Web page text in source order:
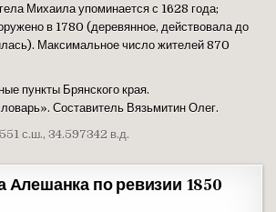
Михаила упоминается с 1628 года;
в 1780 (деревянное, действовала до
Максимальное число жителей 870
пункты Брянского края.
Составитель Вязьмитин Олег.
с.ш., 34.597342 в.д.
Алешанка по ревизии 1850